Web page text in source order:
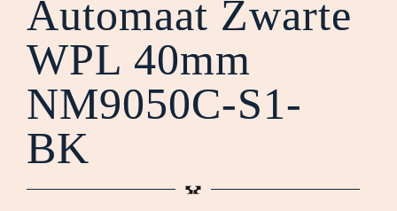
Automaat Zwarte
WPL 40mm
NM9050C-S1-
BK